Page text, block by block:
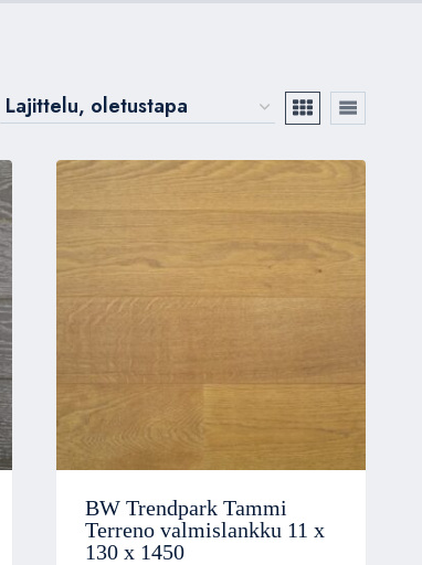
BW Trendpark Tammi
Terreno valmislankku 11 x
130 x 1450